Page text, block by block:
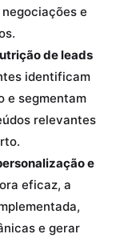
e
de leads
identificam
e segmentam
relevantes
e
eficaz, a
e gerar